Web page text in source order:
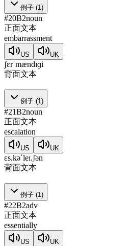
例子 (1)
#20B2noun
正面文本
embarrassment
US UK
ʃɛrˈmændɪɡi
背面文本
例子 (1)
#21B2noun
正面文本
escalation
US UK
ɛs.kəˈleɪ.ʃən
背面文本
例子 (1)
#22B2adv
正面文本
essentially
US UK